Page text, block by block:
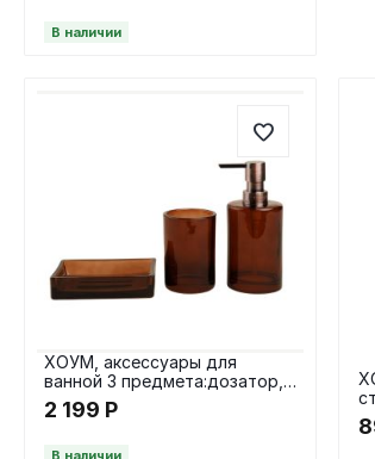
В наличии
ХОУМ, аксессуары для
ванной 3 предмета:дозатор,
мыльница, стакан,
коричневый
2 199 Р
В наличии